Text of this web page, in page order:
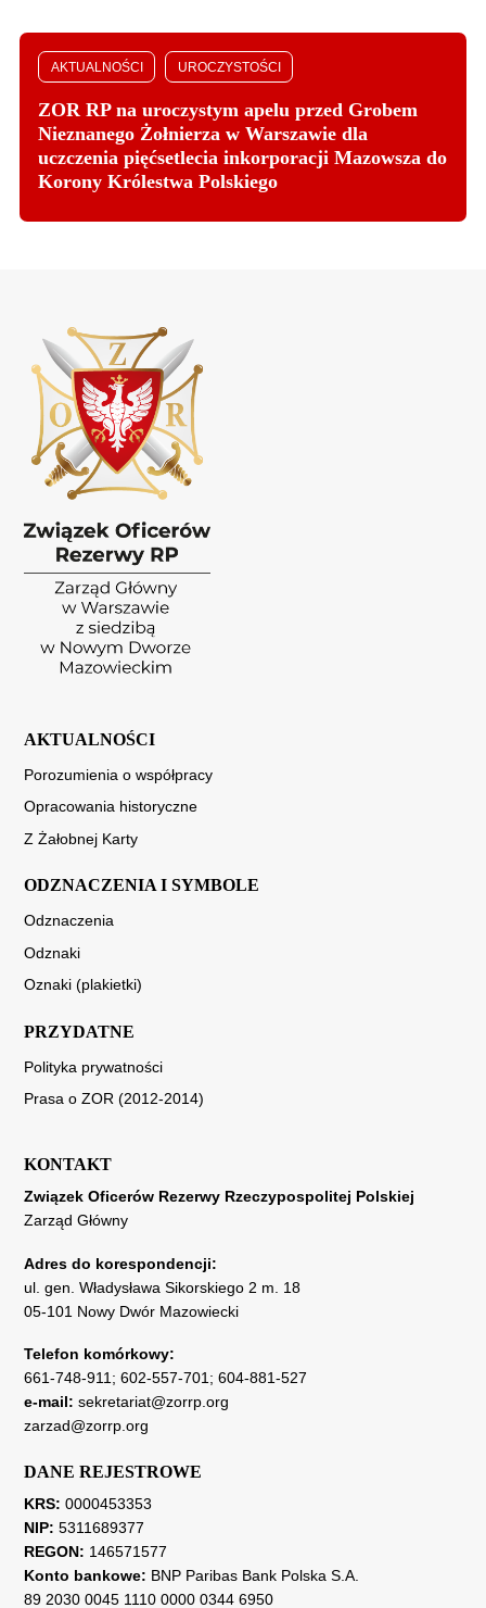
AKTUALNOŚCI UROCZYSTOŚCI
ZOR RP na uroczystym apelu przed Grobem
Nieznanego Żołnierza w Warszawie dla
uczczenia pięćsetlecia inkorporacji Mazowsza do
Korony Królestwa Polskiego
AKTUALNOŚCI
Porozumienia o współpracy
Opracowania historyczne
Z Żałobnej Karty
ODZNACZENIA I SYMBOLE
Odznaczenia
Odznaki
Oznaki (plakietki)
PRZYDATNE
Polityka prywatności
Prasa o ZOR (2012-2014)
KONTAKT
Związek Oficerów Rezerwy Rzeczypospolitej Polskiej
Zarząd Główny
Adres do korespondencji:
ul. gen. Władysława Sikorskiego 2 m. 18
05-101 Nowy Dwór Mazowiecki
Telefon komórkowy:
661-748-911; 602-557-701; 604-881-527
e-mail: sekretariat@zorrp.org
zarzad@zorrp.org
DANE REJESTROWE
KRS: 0000453353
NIP: 5311689377
REGON: 146571577
Konto bankowe: BNP Paribas Bank Polska S.A.
89 2030 0045 1110 0000 0344 6950